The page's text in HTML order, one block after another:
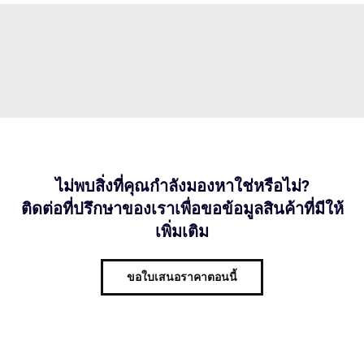
ไม่พบสิ่งที่คุณกำลังมองหาใช่หรือไม่?
ติดต่อที่ปรึกษาของเราเพื่อขอข้อมูลสินค้าที่มีให้
เพิ่มเติม
ขอใบเสนอราคาตอนนี้